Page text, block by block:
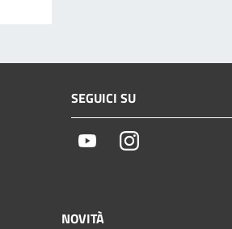
SEGUICI SU
YoutubeInstagram
NOVITÀ